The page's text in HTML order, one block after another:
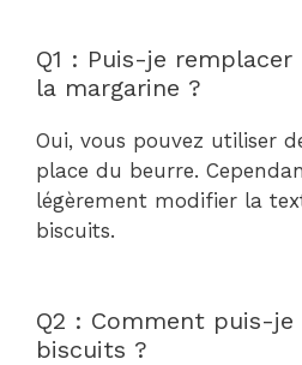
Q1 : Puis-je
la margarine ?
Oui, vous pouvez utiliser
place du beurre.
légèrement modifier la
biscuits.
Q2 : Comment puis-je
biscuits ?